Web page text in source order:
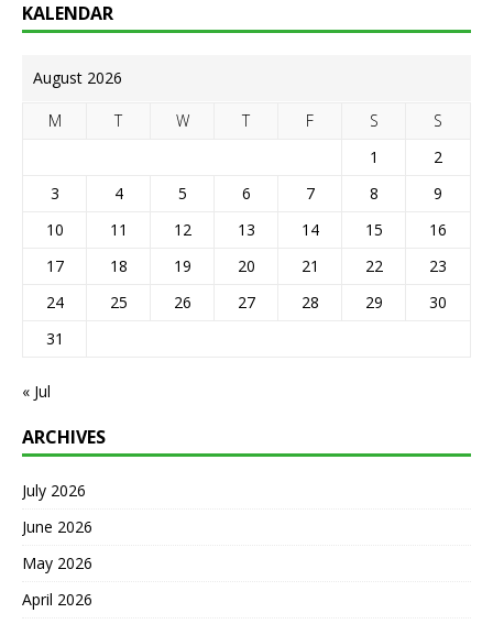
KALENDAR
August 2026
M T W T F S
S
1
2
3
4 5 6 7 8
9
10
11 12 13 14 15
16
17
18 19 20 21 22
23
24
25 26 27 28 29
30
31
« Jul
ARCHIVES
July 2026
June 2026
May 2026
April 2026